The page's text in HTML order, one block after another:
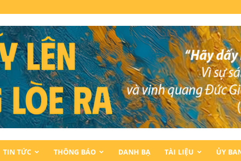
TIN TỨC THÔNG BÁO DANH BẠ TÀI LIỆU ỦY